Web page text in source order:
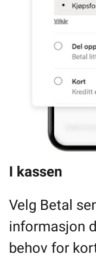
I kassen
Velg Betal
informasjon
behov for